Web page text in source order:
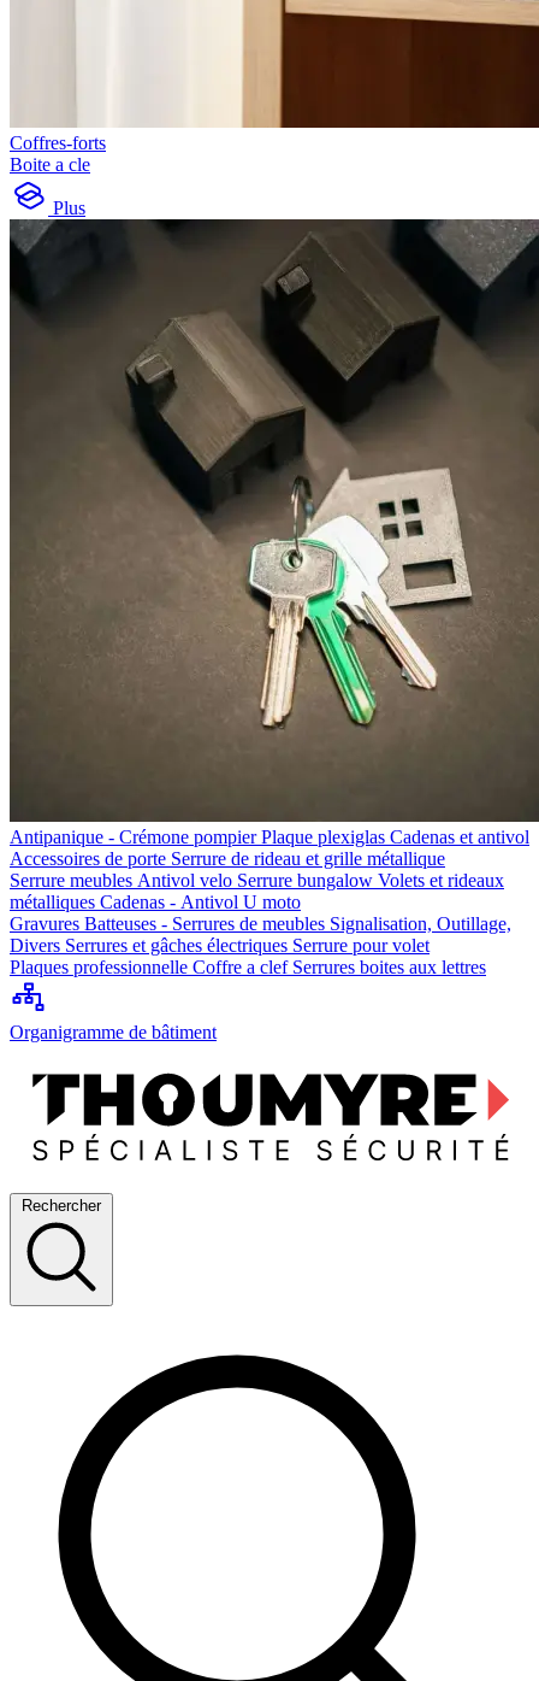
Coffres-forts
Boite a cle
Plus
Antipanique - Crémone pompierPlaque plexiglas Cadenas et antivol
Accessoires de porte Serrure de rideau et grille métallique
Serrure meubles Antivol velo Serrure bungalow Volets et rideaux
métalliques Cadenas - Antivol U moto
Gravures Batteuses - Serrures de meubles Signalisation, Outillage,
Divers Serrures et gâches électriques Serrure pour volet
Plaques professionnelle Coffre a clef Serrures boites aux lettres
Organigramme de bâtiment
Rechercher